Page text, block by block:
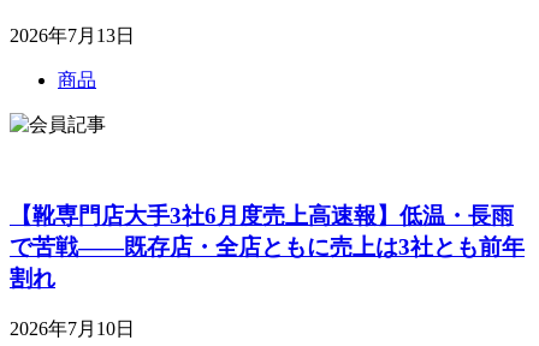
2026年7月13日
商品
【靴専門店大手3社6月度売上高速報】低温・長雨
で苦戦――既存店・全店ともに売上は3社とも前年
割れ
2026年7月10日